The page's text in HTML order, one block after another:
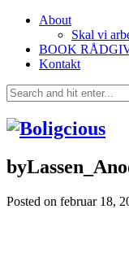
About
Skal vi
BOOK
Kontakt
Posted on februar 18,